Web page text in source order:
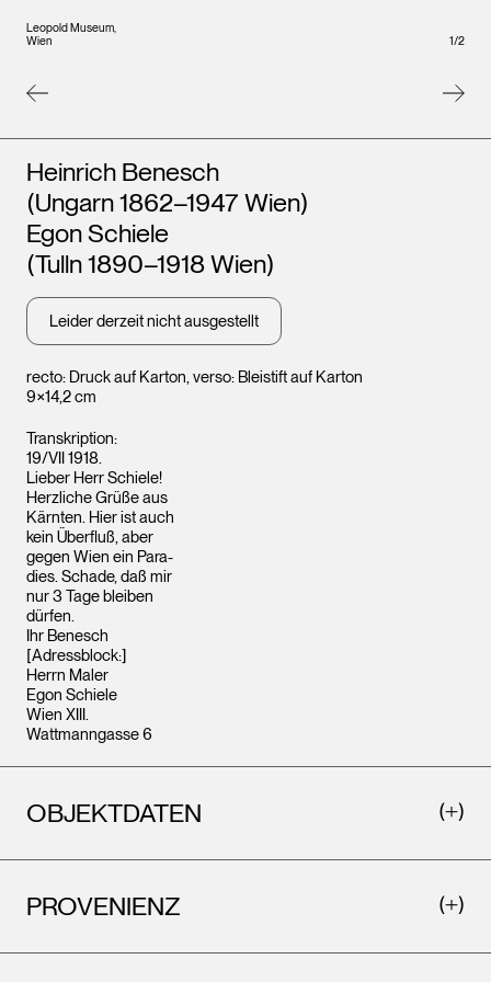
Leopold Museum,
Wien
Wien
1/2
recto: Druck auf Karton, verso: Bleistift auf Karton
9×14,2 cm
Künstler*innen
Heinrich Benesch
(Ungarn 1862–1947 Wien)
Egon Schiele
(Tulln 1890–1918 Wien)
Leider derzeit nicht ausgestellt
Transkription:
19/VII 1918.
Lieber Herr Schiele!
Herzliche Grüße aus
Kärnten. Hier ist auch
kein Überfluß, aber
gegen Wien ein Para-
dies. Schade, daß mir
nur 3 Tage bleiben
dürfen.
Ihr Benesch
[Adressblock:]
Herrn Maler
Egon Schiele
Wien XIII.
Wattmanngasse 6
OBJEKTDATEN
PROVENIENZ